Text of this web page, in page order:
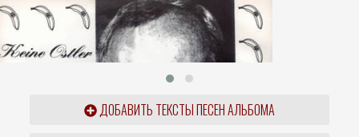
ДОБАВИТЬ ТЕКСТЫ ПЕСЕН АЛЬБОМА